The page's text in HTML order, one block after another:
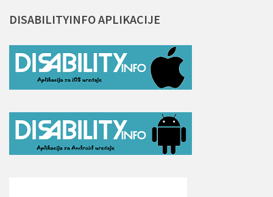
DISABILITYINFOAPLIKACIJE